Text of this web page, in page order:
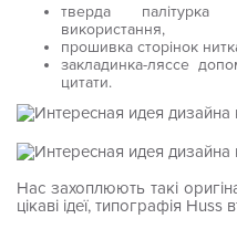
тверда палітурка
використання,
прошивка сторінок
закладинка-ляссе
цитати.
Нас захоплюють такі
цікаві ідеї, типографія Huss